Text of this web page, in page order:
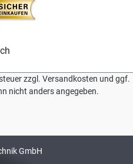
zzgl. Versandkosten und ggf.
nicht anders angegeben.
GmbH